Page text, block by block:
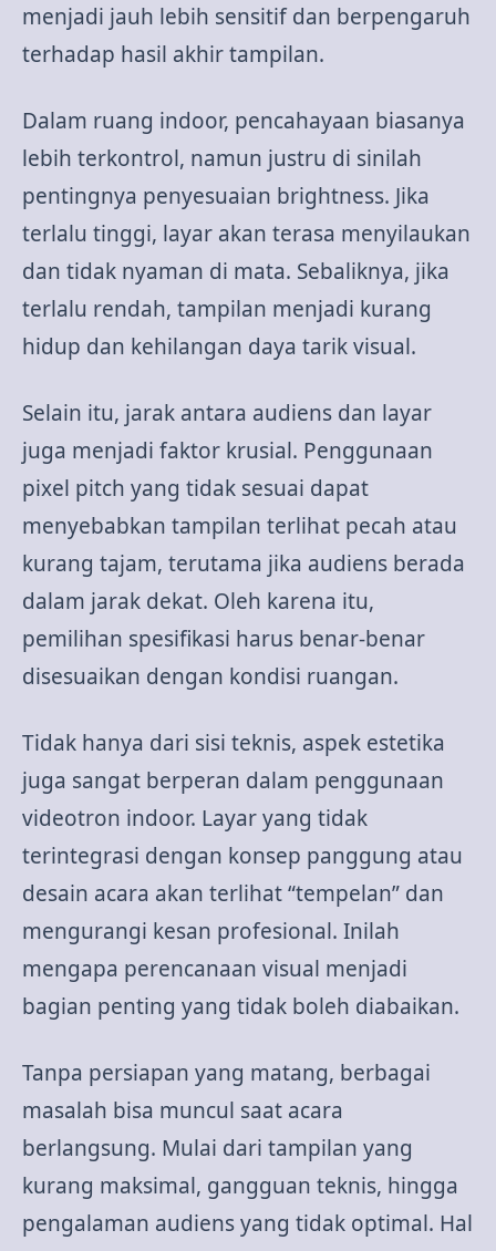
menjadi jauh lebih sensitif dan berpengaruh
terhadap hasil akhir tampilan.
Dalam ruang indoor, pencahayaan biasanya
lebih terkontrol, namun justru di sinilah
pentingnya penyesuaian brightness. Jika
terlalu tinggi, layar akan terasa menyilaukan
dan tidak nyaman di mata. Sebaliknya, jika
terlalu rendah, tampilan menjadi kurang
hidup dan kehilangan daya tarik visual.
Selain itu, jarak antara audiens dan layar
juga menjadi faktor krusial. Penggunaan
pixel pitch yang tidak sesuai dapat
menyebabkan tampilan terlihat pecah atau
kurang tajam, terutama jika audiens berada
dalam jarak dekat. Oleh karena itu,
pemilihan spesifikasi harus benar-benar
disesuaikan dengan kondisi ruangan.
Tidak hanya dari sisi teknis, aspek estetika
juga sangat berperan dalam penggunaan
videotron indoor. Layar yang tidak
terintegrasi dengan konsep panggung atau
desain acara akan terlihat “tempelan” dan
mengurangi kesan profesional. Inilah
mengapa perencanaan visual menjadi
bagian penting yang tidak boleh diabaikan.
Tanpa persiapan yang matang, berbagai
masalah bisa muncul saat acara
berlangsung. Mulai dari tampilan yang
kurang maksimal, gangguan teknis, hingga
pengalaman audiens yang tidak optimal. Hal